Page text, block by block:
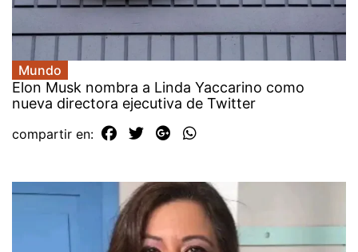
Mundo
Elon Musk nombra a Linda Yaccarino como
nueva directora ejecutiva de Twitter
compartir en: